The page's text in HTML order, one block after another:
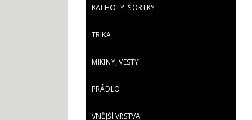
KALHOTY, ŠORTKY
TRIKA
MIKINY, VESTY
PRÁDLO
VNĚJŠÍ VRSTVA